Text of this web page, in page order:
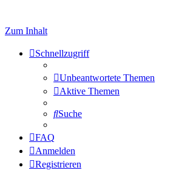
Zum Inhalt
Schnellzugriff
Unbeantwortete Themen
Aktive Themen
Suche
FAQ
Anmelden
Registrieren